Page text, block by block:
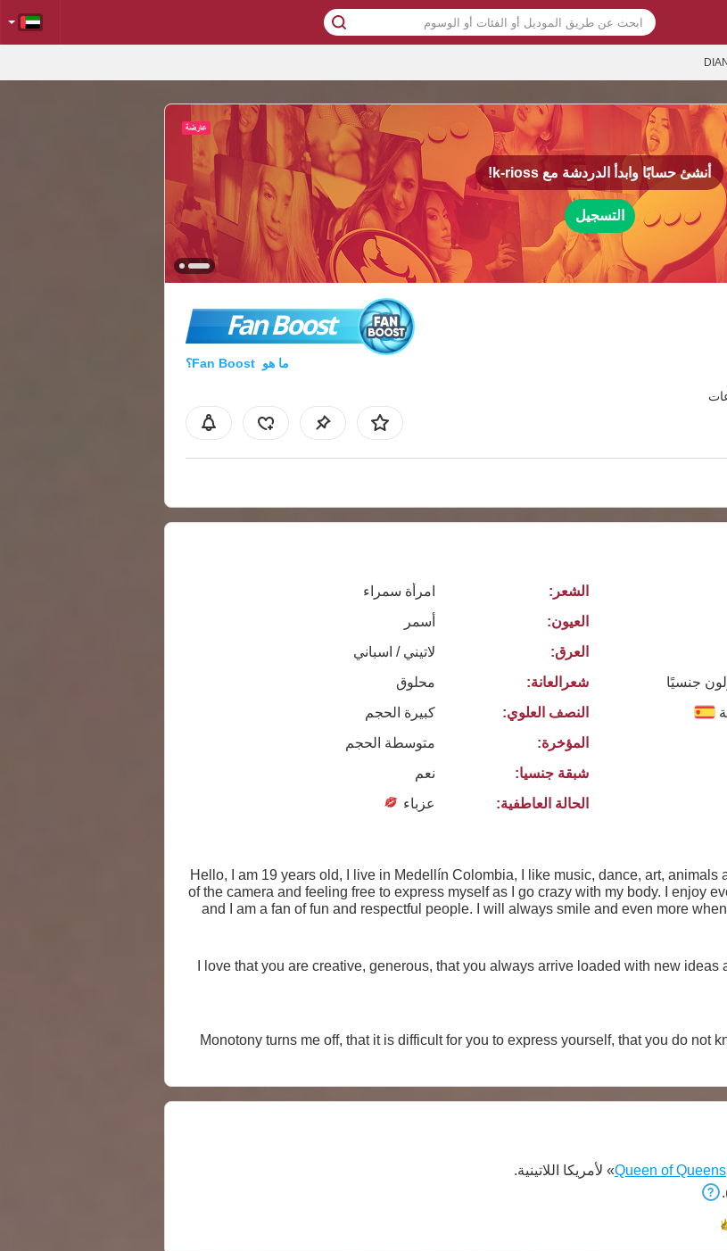
أنشئ حسابًا وابدأ الدردشة مع k-rioss!
التسجيل
Fan Boost
ما هو Fan Boost؟
جنسيًا
الشعر:
امرأة سمراء
العيون:
أسمر
العرق:
لاتيني / اسباني
شعرالعانة:
محلوق
النصف العلوي:
كبيرة الحجم
المؤخرة:
متوسطة الحجم
شبقة جنسيا:
نعم
الحالة العاطفية:
عزباء
Hello, I am 19 years old, I live in Medellín Colombia, I like music, dance, art,
of the camera and feeling free to express myself as I go crazy with my body. I enjoy
and I am a fan of fun and respectful people. I will always smile and even more
I love that you are creative, generous, that you always arrive loaded with new
Monotony turns me off, that it is difficult for you to express yourself, that you do not
Queen of Queens» لأمريكا اللاتينية.